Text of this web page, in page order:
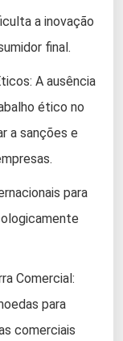
a inovação
final.
A ausência
ético no
a sanções e
para
Comercial:
para
comerciais